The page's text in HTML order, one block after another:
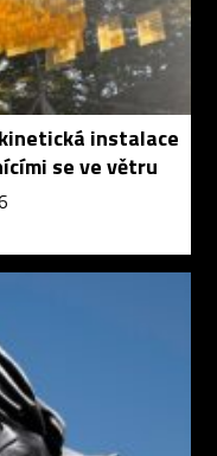
instalace
se ve větru